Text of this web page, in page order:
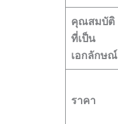
คุณสมบัติ
ที่เป็น
เอกลักษณ์
ราคา